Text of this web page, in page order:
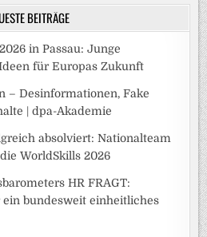
BEITRÄGE
in Passau: Junge
für Europas Zukunft
– Desinformationen, Fake
| dpa-Akademie
absolviert: Nationalteam
WorldSkills 2026
HR FRAGT:
bundesweit einheitliches